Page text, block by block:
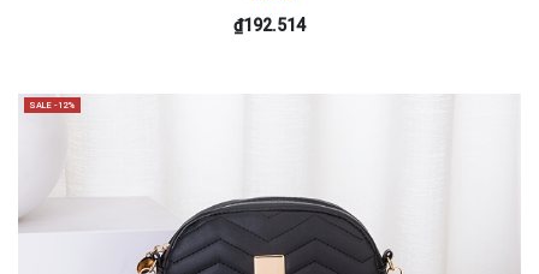
₫192.514
SALE -12%